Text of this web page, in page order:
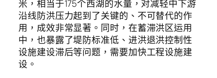
米，相当于175个西湖的水量，对减轻中下游
沿线防洪压力起到了关键的、不可替代的作
用，成效非常显著。同时，在蓄滞洪区运用
中，也暴露了堤防标准低、进洪退洪控制性
设施建设滞后等问题，需要加快工程设施建
设。